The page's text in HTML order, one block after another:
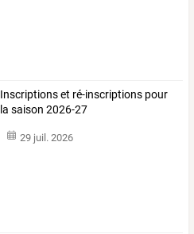
Inscriptions et ré-inscriptions pour
la saison 2026-27
29 juil. 2026